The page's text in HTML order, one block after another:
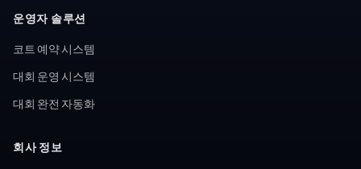
운영자 솔루션
코트 예약 시스템
대회 운영 시스템
대회 완전 자동화
회사 정보